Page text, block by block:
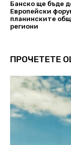
Банско ще бъде
Европейски
планинските
региони
ПРОЧЕТЕТЕ